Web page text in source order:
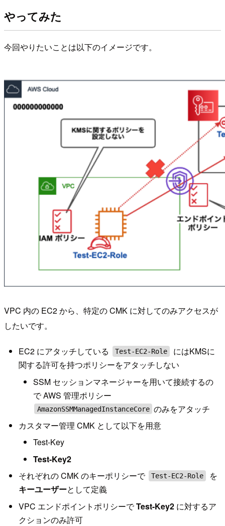
やってみた
今回やりたいことは以下のイメージです。
VPC 内の EC2 から、特定の CMK に対してのみアクセスが
したいです。
EC2 にアタッチしている Test-EC2-Role
にはKMSに
関する許可を持つポリシーをアタッチしない
SSM セッションマネージャーを用いて接続するの
で AWS 管理ポリシー
AmazonSSMManagedInstanceCore のみをアタッチ
カスタマー管理 CMK として以下を用意
Test-Key
Test-Key2
それぞれの CMK のキーポリシーで
Test-EC2-Role
を
キーユーザーとして定義
VPC エンドポイントポリシーでTest-Key2に対するア
クションのみ許可